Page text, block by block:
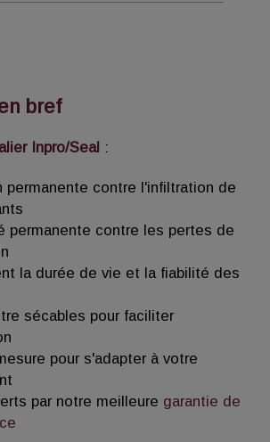
labyrinthes Inpro/Seal,
ANSI et des moteurs
instructions d'installation
ou des
complexes, veuillez
d'installation figurant
ou contacter votre
Inpro/Seal local. Comme
vous que vous portez
pour cette installation.
déballez votre nouveau joint
Seal, vérifiez la présence
suivants :
de lubrification
bref
Inpro/Seal :
permanente contre l'infiltration de
permanente contre les pertes de
la durée de vie et la fiabilité des
sécables pour faciliter
pour s'adapter à votre
par notre meilleure garantie de